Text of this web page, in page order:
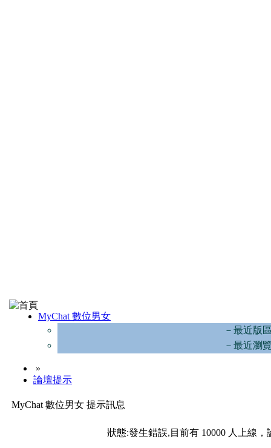
MyChat 數位男女
－最近版
－最近瀏
»
論壇提示
MyChat 數位男女 提示訊息
狀態:發生錯誤,目前有 10000 人上線